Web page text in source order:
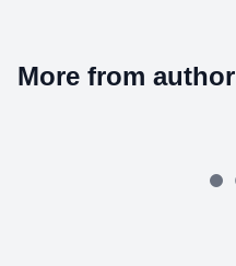
More from author